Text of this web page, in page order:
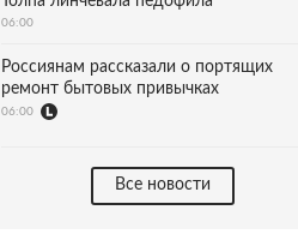
06:00
Россиянам рассказали о портящих
ремонт бытовых привычках
06:00
Все новости